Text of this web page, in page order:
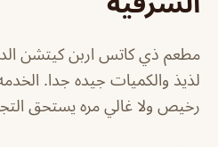
مطعم ذي كاتس اربن كيتشن
لذيذ والكميات جيده جدا.
رخيص ولا غالي مره يستحق